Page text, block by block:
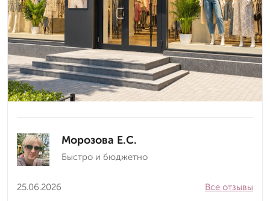
Морозова Е.С.
Быстро и бюджетно
25.06.2026
Все отзывы